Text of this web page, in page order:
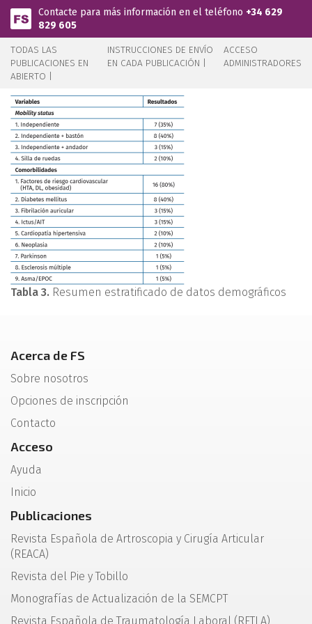
Pasar al contenido principal
Contacte para más información en el teléfono +34 629
829 605
TODAS LAS
PUBLICACIONES EN
ABIERTO |
INSTRUCCIONES DE ENVÍO
EN CADA PUBLICACIÓN |
ACCESO
ADMINISTRADORES
Tabla 3. Resumen estratificado de datos demográficos
Acerca de FS
Sobre nosotros
Opciones de inscripción
Contacto
Acceso
Ayuda
Inicio
Publicaciones
Revista Española de Artroscopia y Cirugía Articular
(REACA)
Revista del Pie y Tobillo
Monografías de Actualización de la SEMCPT
Revista Española de Traumatología Laboral (RETLA)